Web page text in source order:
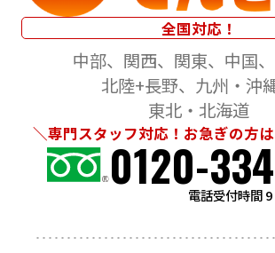
全国対応！
中部 関西 関東 中国
北陸+長野
九州・沖
東北・北海道
＼専門スタッフ対応！お急ぎの方
0120-電話受付時間